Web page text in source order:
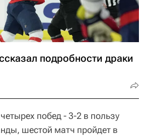
подробности драки
побед - 3-2 в пользу
шестой матч пройдет в